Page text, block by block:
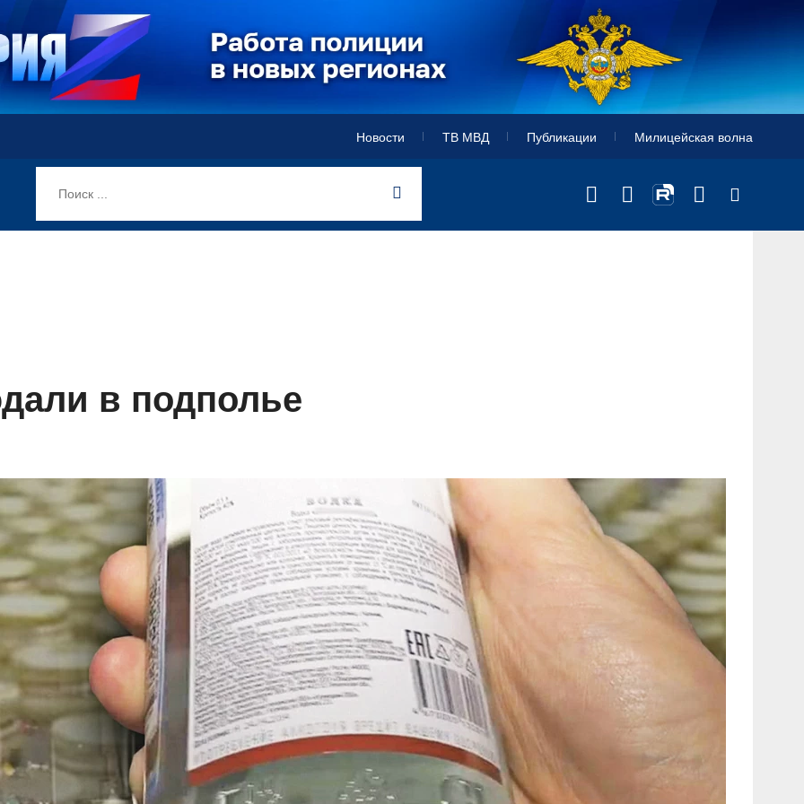
Новости ТВ МВД Публикации Милицейская волна
в подполье